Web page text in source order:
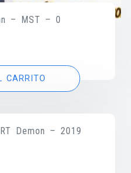
– MST – 0
CARRITO
Demon – 2019